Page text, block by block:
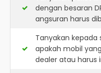
dengan besaran
angsuran harus
Tanyakan kepada
apakah mobil
dealer atau harus